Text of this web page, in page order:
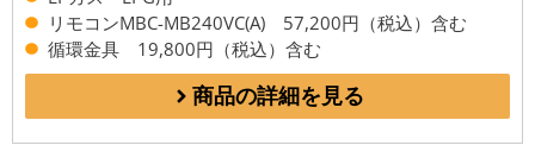
リモコンMBC-MB240VC(A) 57,200円（税込）含む
循環金具 19,800円（税込）含む
商品の詳細を見る